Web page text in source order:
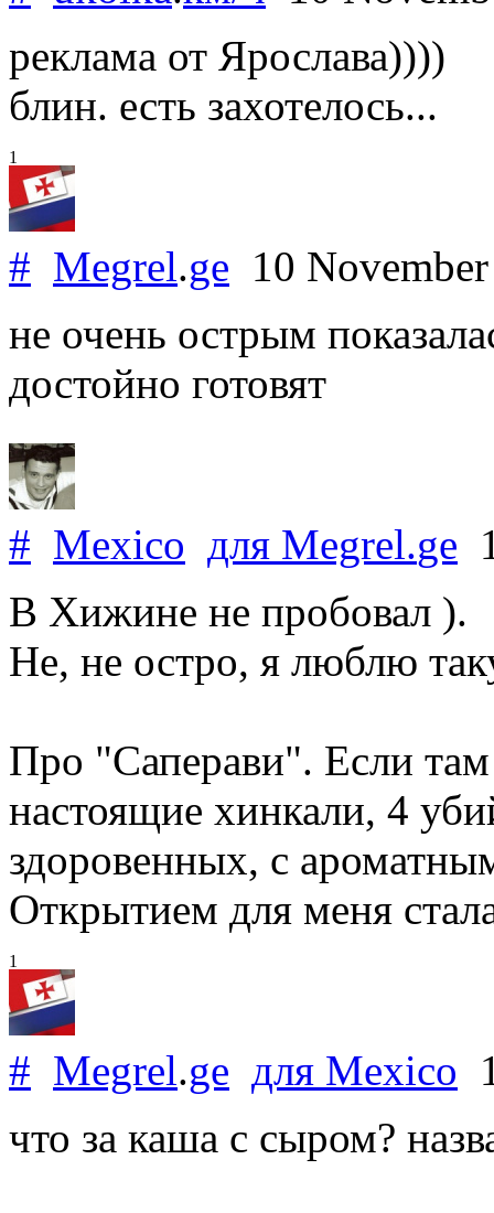
реклама от Ярослава))))
блин. есть захотелось...
1
# Megrel.ge 10
не очень острым
достойно готовят
# Mexico для Megrel.ge
В Хижине не пробовал ).
Не, не остро, я люблю
Про "Саперави". Если
настоящие хинкали, 4
здоровенных, с
Открытием для меня
1
# Megrel.ge для Mexico
что за каша с сыром?